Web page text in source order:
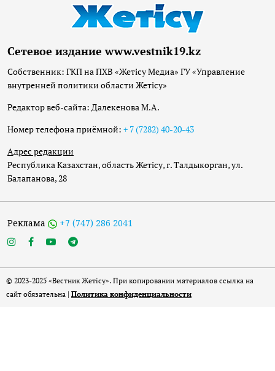
Сетевое издание www.vestnik19.kz
Собственник: ГКП на ПХВ «Жетісу Медиа» ГУ «Управление
внутренней политики области Жетісу»
Редактор веб-сайта: Далекенова М.А.
Номер телефона приёмной: + 7 (7282) 40-20-43
Адрес редакции
Республика Казахстан, область Жетісу, г. Талдыкорган, ул.
Балапанова, 28
Реклама +7 (747) 286 2041
© 2023-2025 «Вестник Жетісу». При копировании материалов ссылка на
сайт обязательна | Политика конфиденциальности